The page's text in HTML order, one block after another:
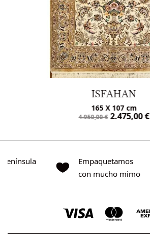
ISFAHAN
165 X 107 cm
4.950,00€ 2.475,00€
Empaquetamos
con mucho mimo